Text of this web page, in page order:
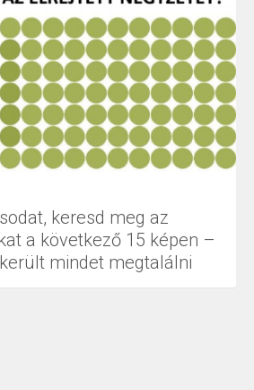
keresd meg az
a következő 15 képen –
mindet megtalálni